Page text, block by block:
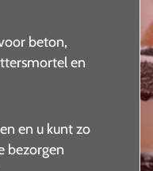
beton,
en
en u kunt zo
bezorgen